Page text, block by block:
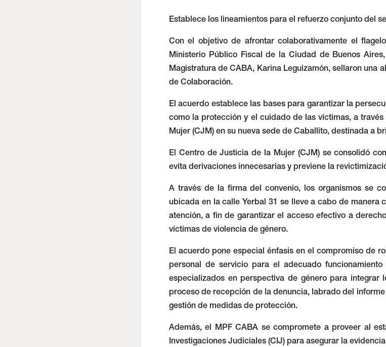
Establece los lineamientos para el refuerzo conjunto del
Con el objetivo de afrontar colaborativamente el
Ministerio Público Fiscal de la Ciudad de Buenos
Magistratura de CABA, Karina Leguizamón, sellaron una
de Colaboración.
El acuerdo establece las bases para garantizar la
como la protección y el cuidado de las víctimas, a
Mujer (CJM) en su nueva sede de Caballito, destinada a
El Centro de Justicia de la Mujer (CJM) se consolidó
evita derivaciones innecesarias y previene la
A través de la firma del convenio, los organismos se
ubicada en la calle Yerbal 31 se lleve a cabo de
atención, a fin de garantizar el acceso efectivo a
víctimas de violencia de género.
El acuerdo pone especial énfasis en el compromiso de
personal de servicio para el adecuado
especializados en perspectiva de género para integrar
proceso de recepción de la denuncia, labrado del
gestión de medidas de protección.
Además, el MPF CABA se compromete a proveer al
Investigaciones Judiciales (CIJ) para asegurar la